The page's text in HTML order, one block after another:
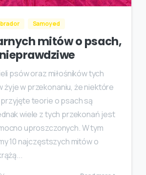
Samoyed
mitów o psach,
psów oraz miłośników tych
w przekonaniu, że niektóre
teorie o psach są
wiele z tych przekonań jest
uproszczonych. W tym
10 najczęstszych mitów o